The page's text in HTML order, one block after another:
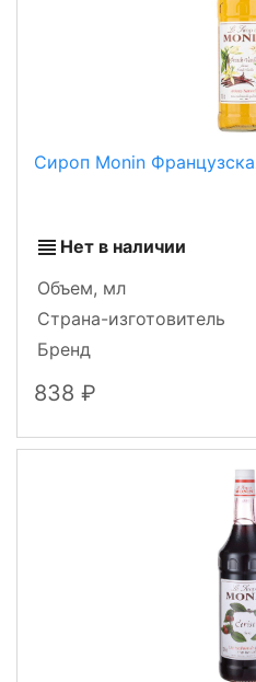
Сироп Monin
Нет в наличии
Объем, мл
Страна-изготовитель
Бренд
838